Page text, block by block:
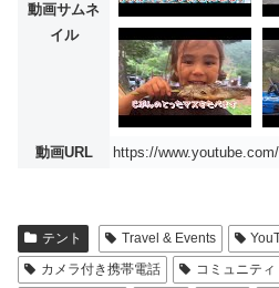
動画サムネ
イル
動画URL https://
テント Travel & Events
カメラ付き携帯電話
コミュニティ